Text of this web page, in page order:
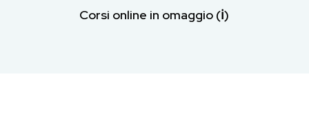
Corsi online in omaggio (ℹ︎)